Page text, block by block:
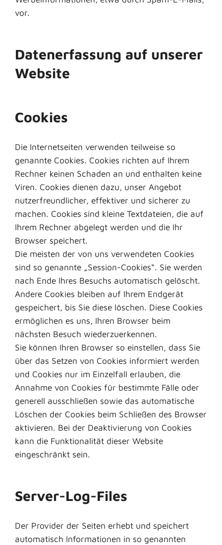
vor.
Datenerfassung auf unserer
Website
Cookies
Die Internetseiten verwenden teilweise so
genannte Cookies. Cookies richten auf Ihrem
Rechner keinen Schaden an und enthalten keine
Viren. Cookies dienen dazu, unser Angebot
nutzerfreundlicher, effektiver und sicherer zu
machen. Cookies sind kleine Textdateien, die auf
Ihrem Rechner abgelegt werden und die Ihr
Browser speichert.
Die meisten der von uns verwendeten Cookies
sind so genannte „Session-Cookies“. Sie werden
nach Ende Ihres Besuchs automatisch gelöscht.
Andere Cookies bleiben auf Ihrem Endgerät
gespeichert, bis Sie diese löschen. Diese Cookies
ermöglichen es uns, Ihren Browser beim
nächsten Besuch wiederzuerkennen.
Sie können Ihren Browser so einstellen, dass Sie
über das Setzen von Cookies informiert werden
und Cookies nur im Einzelfall erlauben, die
Annahme von Cookies für bestimmte Fälle oder
generell ausschließen sowie das automatische
Löschen der Cookies beim Schließen des Browser
aktivieren. Bei der Deaktivierung von Cookies
kann die Funktionalität dieser Website
eingeschränkt sein.
Server-Log-Files
Der Provider der Seiten erhebt und speichert
automatisch Informationen in so genannten